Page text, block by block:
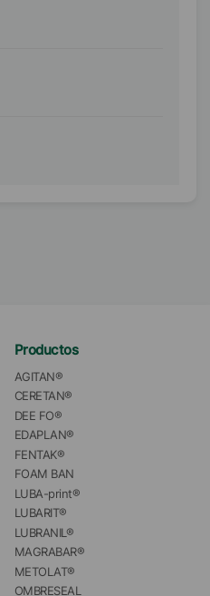
Productos
AGITAN®
CERETAN®
DEE FO®
EDAPLAN®
FENTAK®
FOAM BAN
LUBA-print®
LUBARIT®
LUBRANIL®
MAGRABAR®
METOLAT®
OMBRESEAL